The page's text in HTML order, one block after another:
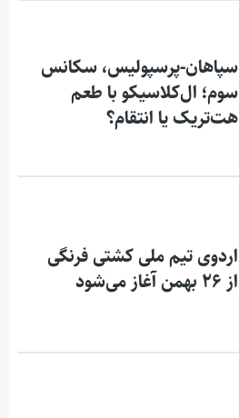
سپاهان-پرسپولیس، سکانس
سوم؛ ال‌کلاسیکو با طعم
هت‌تریک یا انتقام؟
اردوی تیم ملی کشتی فرنگی
از ۲۶ بهمن آغاز می‌شود